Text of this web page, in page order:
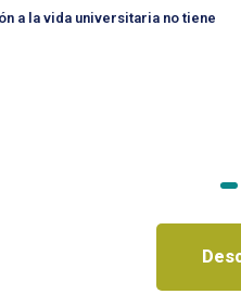
a la vida universitaria no tiene